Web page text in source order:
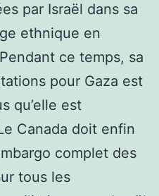
par Israël dans sa
ethnique en
ce temps, sa
pour Gaza est
qu’elle est
Canada doit enfin
complet des
tous les